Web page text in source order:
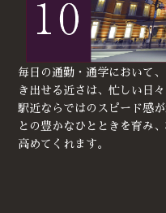
毎日の通勤・通学において
き出せる近さは、忙しい日
駅近ならではのスピード感
との豊かなひとときを育み
高めてくれます。